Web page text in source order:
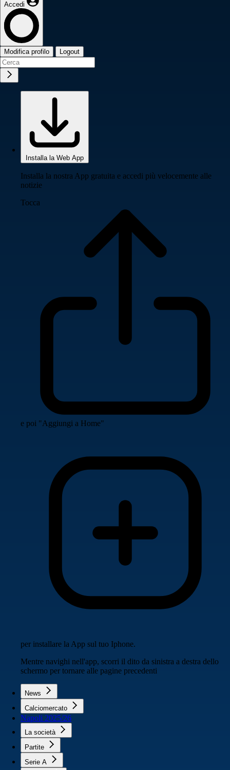
Accedi
Modifica profilo Logout
Installa la Web App
Installa la nostra App gratuita e accedi più velocemente alle
notizie
Tocca
e poi "Aggiungi a Home"
per installare la App sul tuo Iphone.
Mentre navighi nell'app, scorri il dito da sinistra a destra dello
schermo per tornare alle pagine precedenti
News
Calciomercato
Napoli 2025/26
La società
Partite
Serie A